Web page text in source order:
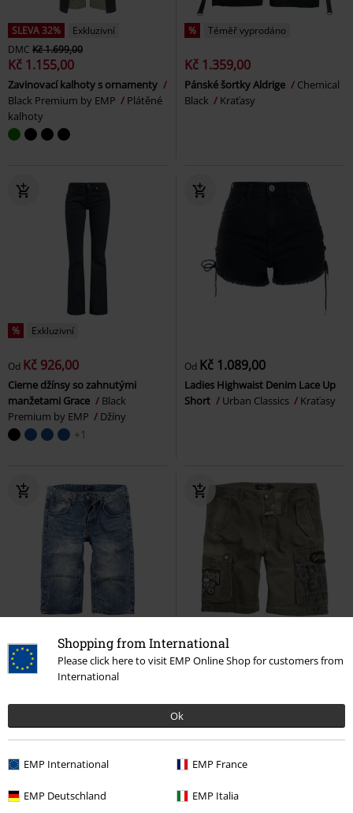
Shopping from International
Please click here to visit EMP Online Shop for customers from
International
Ok
EMP International EMP France
EMP Deutschland EMP Italia
SLEVA 32%
Exkluzivní
DMC Kč 1.699,00
Kč 1.155,00
Zavinovací kalhoty s ornamenty
Black Premium by EMP
Plátěné
kalhoty
% Téměř vyprodáno
Kč 1.359,00
Pánské šortky Aldrige
Chemical
Black
Kraťasy
% Exkluzivní
Od Kč 926,00
Cierne džínsy so zahnutými
manžetami Grace
Black
Premium by EMP
Džíny
+1
Od Kč 1.089,00
Ladies Highwaist Denim Lace Up
Short
Urban Classics Kraťasy
OdKč 759,00
Denim Shorts Forplay
Kč 949,00
EMP
Kraťasy